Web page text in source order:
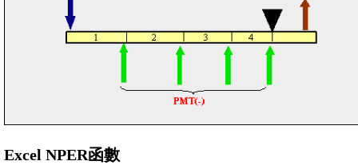
Excel NPER函數